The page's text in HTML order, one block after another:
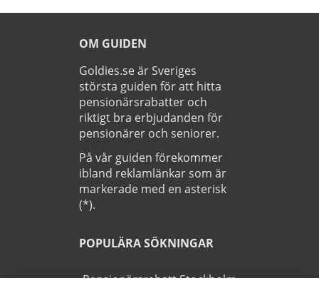
OM GUIDEN
Goldies.se är Sveriges
största guiden för att hitta
pensionärsrabatter och
riktigt bra erbjudanden för
pensionärer och seniorer.
På vår guiden förekommer
ibland reklamlänkar som är
markerade med en asterisk
(*).
POPULÄRA SÖKNINGAR
Pensionärsrabatt Stockholm